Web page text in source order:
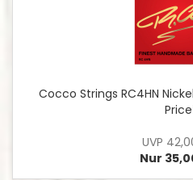
Cocco Strings RC4HN
UVP
Nur